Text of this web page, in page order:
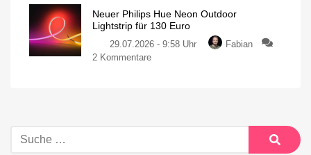
Neuer Philips Hue Neon Outdoor
Lightstrip für 130 Euro
29.07.2026 - 9:58 Uhr
Fabian
2 Kommentare